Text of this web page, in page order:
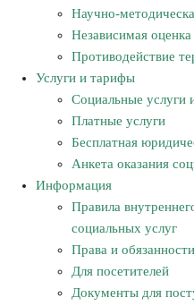
Научно-
Независимая оценка
Противодействие
Услуги и тарифы
Социальные услуги
Платные услуги
Бесплатная
Анкета оказания
Информация
Правила
социальных услуг
Права и
Для посетителей
Документы для